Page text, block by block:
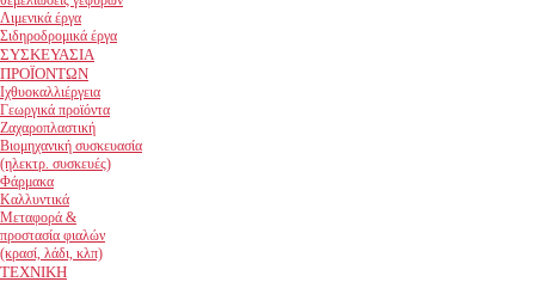
Λιμενικά έργα
Σιδηροδρομικά έργα
ΣΥΣΚΕΥΑΣΙΑ
ΠΡΟΪΟΝΤΩΝ
Ιχθυοκαλλιέργεια
Γεωργικά προϊόντα
Ζαχαροπλαστική
Βιομηχανική συσκευασία
(ηλεκτρ. συσκευές)
Φάρμακα
Καλλυντικά
Μεταφορά &
προστασία φιαλών
(κρασί, λάδι, κλπ)
ΤΕΧΝΙΚΗ